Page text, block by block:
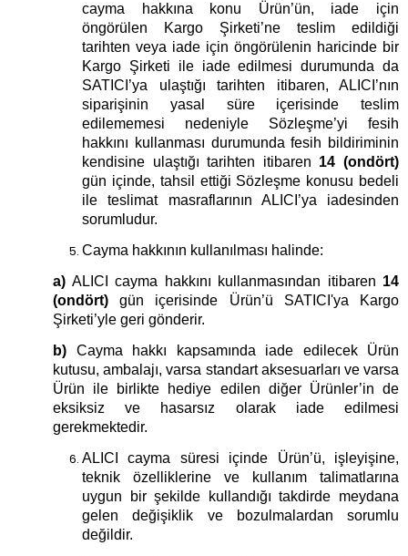
cayma hakkına konu Ürün’ün, iade için
öngörülen Kargo Şirketi’ne teslim edildiği
tarihten veya iade için öngörülenin haricinde bir
Kargo Şirketi ile iade edilmesi durumunda da
SATICI’ya ulaştığı tarihten itibaren, ALICI’nın
siparişinin yasal süre içerisinde teslim
edilememesi nedeniyle Sözleşme’yi fesih
hakkını kullanması durumunda fesih bildiriminin
kendisine ulaştığı tarihten itibaren 14 (ondört)
gün içinde, tahsil ettiği Sözleşme konusu bedeli
ile teslimat masraflarının ALICI’ya iadesinden
sorumludur.
Cayma hakkının kullanılması halinde:
a) ALICI cayma hakkını kullanmasından itibaren 14
(ondört) gün içerisinde Ürün’ü SATICI'ya Kargo
Şirketi’yle geri gönderir.
b) Cayma hakkı kapsamında iade edilecek Ürün
kutusu, ambalajı, varsa standart aksesuarları ve varsa
Ürün ile birlikte hediye edilen diğer Ürünler’in de
eksiksiz ve hasarsız olarak iade edilmesi
gerekmektedir.
ALICI cayma süresi içinde Ürün’ü, işleyişine,
teknik özelliklerine ve kullanım talimatlarına
uygun bir şekilde kullandığı takdirde meydana
gelen değişiklik ve bozulmalardan sorumlu
değildir.